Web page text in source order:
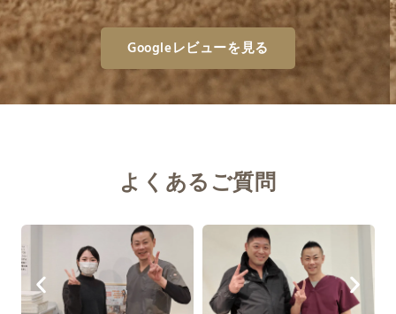
Googleレビューを見る
よくあるご質問